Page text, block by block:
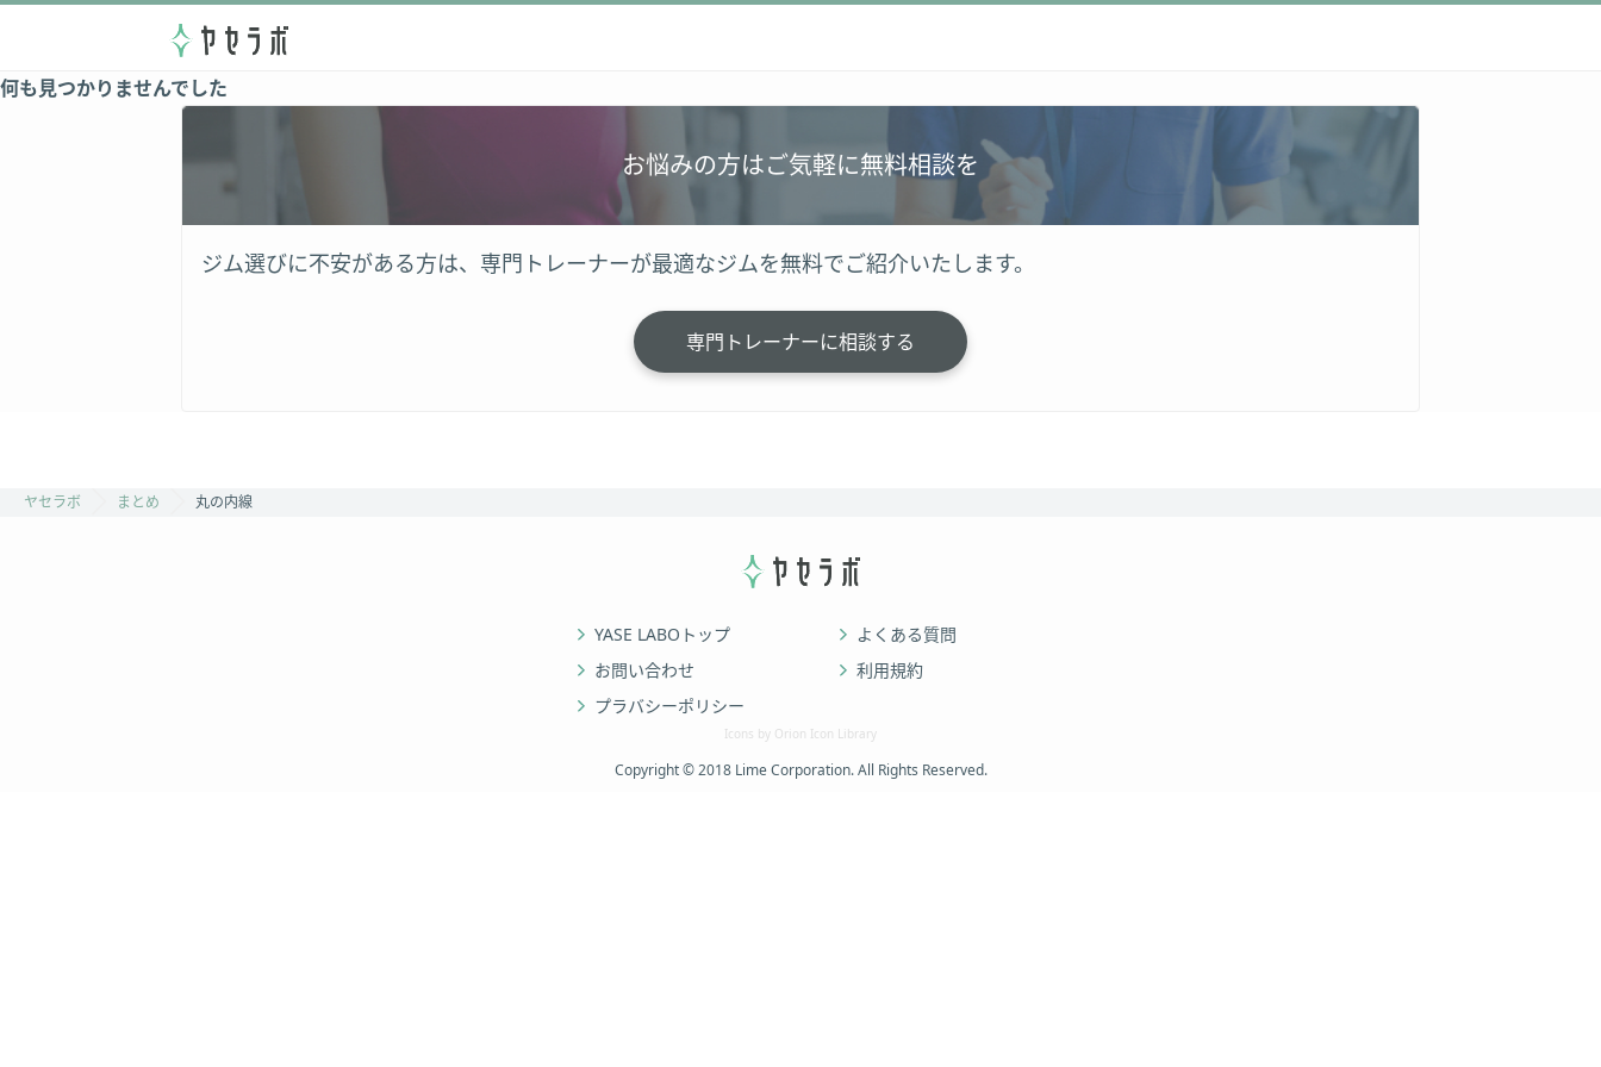
何も見つかりませんでした
お悩みの方はご気軽に無料相談を
ジム選びに不安がある方は、専門トレーナーが最適なジムを無料でご紹介いたします。
専門トレーナーに相談する
ヤセラボ まとめ 丸の内線
YASE LABOトップ
よくある質問
お問い合わせ
利用規約
プラバシーポリシー
Icons by Orion Icon Library
Copyright © 2018 Lime Corporation. All Rights Reserved.